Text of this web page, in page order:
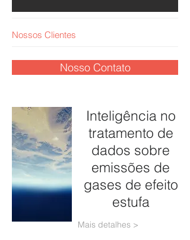
Nossos Clientes
Nosso Contato
Inteligência no
tratamento de
dados sobre
emissões de
gases de efeito
estufa
Mais detalhes >